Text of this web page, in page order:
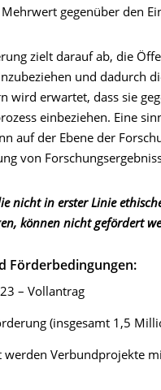
gegenüber den
zielt darauf ab, die
und dadurch
wird erwartet, dass sie
einbeziehen. Eine
auf der Ebene der
von
nicht in erster Linie
können nicht gefördert
Förderbedingungen:
– Vollantrag
(insgesamt 1,5
werden Verbundprojekte